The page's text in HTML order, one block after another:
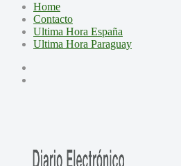
Home
Contacto
Ultima Hora España
Ultima Hora Paraguay